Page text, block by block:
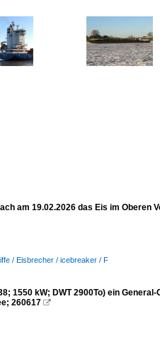
am 19.02.2026 das Eis im Oberen
/ Eisbrecher / icebreaker / F
1550 kW; DWT 2900To) ein
260617 